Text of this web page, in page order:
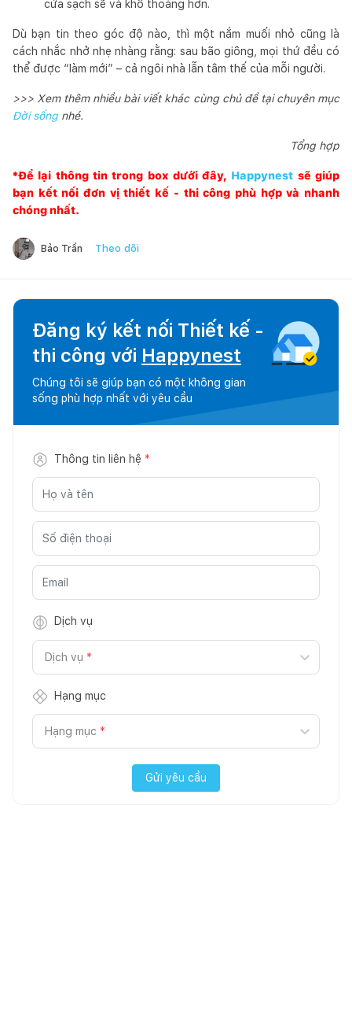
cửa sạch sẽ và khô thoáng hơn.
Dù bạn tin theo góc độ nào, thì một nắm muối nhỏ cũng là
cách nhắc nhở nhẹ nhàng rằng: sau bão giông, mọi thứ đều có
thể được “làm mới” – cả ngôi nhà lẫn tâm thế của mỗi người.
>>> Xem thêm nhiều bài viết khác cùng chủ đề tại chuyên mục
Đời sống nhé.
Tổng hợp
*Để lại thông tin trong box dưới đây, Happynest sẽ giúp
bạn kết nối đơn vị thiết kế - thi công phù hợp và nhanh
chóng nhất.
Bảo Trần Theo dõi
Đăng ký kết nối Thiết kế -
thi công với Happynest
Chúng tôi sẽ giúp bạn có một không gian
sống phù hợp nhất với yêu cầu
Thông tin liên hệ *
Dịch vụ
Dịch vụ *
Hạng mục
Hạng mục *
Gửi yêu cầu